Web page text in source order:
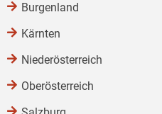
Burgenland
Kärnten
Niederösterreich
Oberösterreich